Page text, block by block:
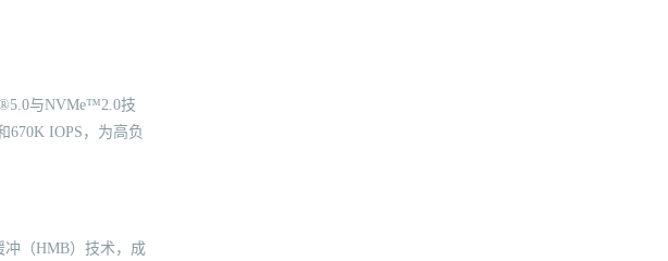
与NVMe™2.0技
670K IOPS，为高负
冲（HMB）技术，成